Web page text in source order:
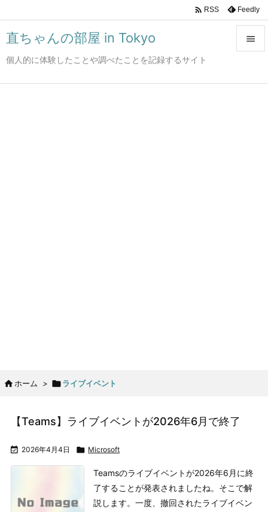
直ちゃんの部屋 in Tokyo
個人的に体験したことや調べたことを記録するサイト

 RSS Feedly
 ホーム > ライブイベント
【Teams】ライブイベントが2026年6月で終了
 2026年4月4日  Microsoft
Teamsのライブイベントが2026年6月に終
了することが発表されましたね。そこで解
説します。 一度、撤回されたライブイベン